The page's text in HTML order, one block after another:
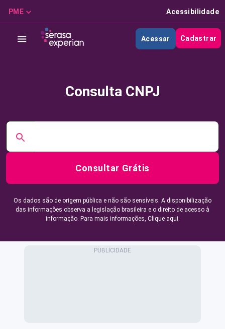
PME Acessibilidade
Acessar Cadastrar
Consulta CNPJ
Consultar Grátis
Os dados são de origem pública e não são sensíveis. A disponibilização
das informações observa a legislação brasileira e o direito de acesso à
informação. Para mais informações, Clique aqui.